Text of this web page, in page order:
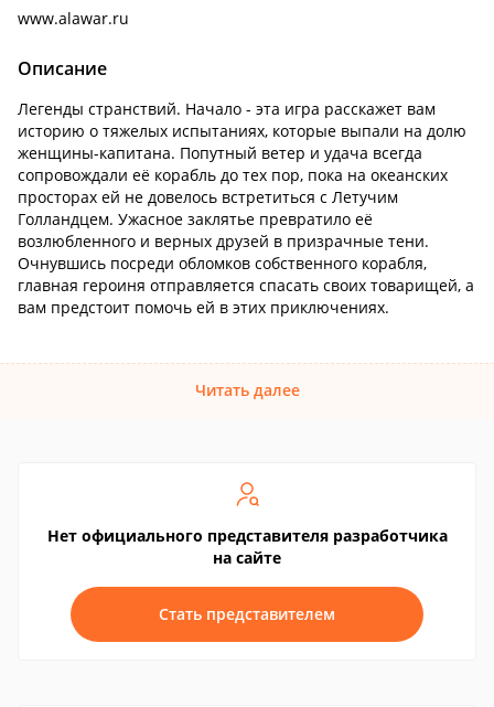
www.alawar.ru
Описание
Легенды странствий. Начало - эта игра расскажет вам
историю о тяжелых испытаниях, которые выпали на долю
женщины-капитана. Попутный ветер и удача всегда
сопровождали её корабль до тех пор, пока на океанских
просторах ей не довелось встретиться с Летучим
Голландцем. Ужасное заклятье превратило её
возлюбленного и верных друзей в призрачные тени.
Очнувшись посреди обломков собственного корабля,
главная героиня отправляется спасать своих товарищей, а
вам предстоит помочь ей в этих приключениях.
Читать далее
Нет официального представителя разработчика
на сайте
Стать представителем